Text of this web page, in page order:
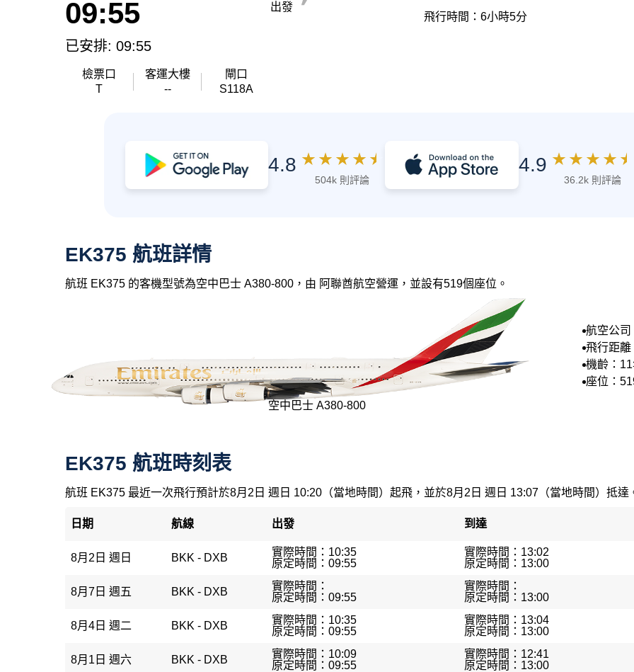
09:55
已安排: 09:55
檢票口
T
客運大樓
--
閘口
S118A
出發
飛行時間：6小時5分
4.8 ★ ★ ★ ★ ★
504k 則評論
4.9 ★ ★ ★ ★ ★
36.2k 則評論
EK375 航班詳情
航班 EK375 的客機型號為空中巴士 A380-800，由 阿聯酋航空營運，並設有519個座位。
空中巴士 A380-800
航空公司
航空
飛行距離
機齡：11
座位：
EK375 航班時刻表
航班 EK375 最近一次飛行預計於8月2日 週日 10:20（當地時間）起飛，並於8月2日 週日 13:07（當地時間）抵達
日期 航線 出發 到達
8月2日 週日 BKK - DXB
實際時間：10:35
原定時間：09:55
實際時間：13:02
原定時間：13:00
8月7日 週五 BKK - DXB
實際時間：
原定時間：09:55
實際時間：
原定時間：13:00
8月4日 週二 BKK - DXB
實際時間：10:35
原定時間：09:55
實際時間：13:04
原定時間：13:00
8月1日 週六 BKK - DXB
實際時間：10:09
原定時間：09:55
實際時間：12:41
原定時間：13:00